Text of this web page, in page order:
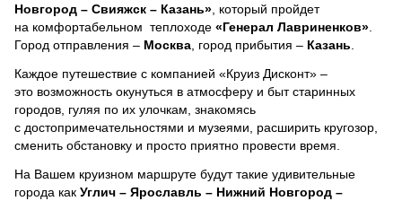
Новгород – Свияжск – Казань» , который пройдет
на комфортабельном теплоходе «Генерал Лавриненков»
Город отправления – Москва , город прибытия – Казань
Каждое путешествие с компанией «Круиз Дисконт» –
это возможность окунуться в атмосферу и быт старинных
городов, гуляя по их улочкам, знакомясь
с достопримечательностями и музеями, расширить кругозор,
сменить обстановку и просто приятно провести время.
На Вашем круизном маршруте будут такие удивительные
города как Углич – Ярославль – Нижний Новгород –